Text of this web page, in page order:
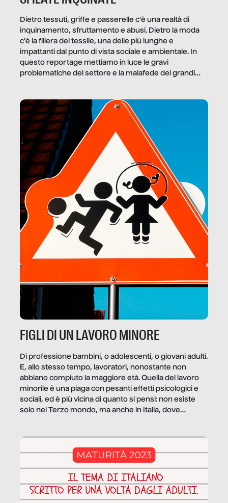
Dietro tessuti, griffe e passerelle c’è una realtà di
inquinamento, sfruttamento e abusi. Dietro la moda
c’è la filiera del tessile, una delle più lunghe e
impattanti dal punto di vista sociale e ambientale. In
questo reportage mettiamo in luce le gravi
problematiche del settore e la malafede dei grandi
FIGLI DI UN LAVORO MINORE
Di professione bambini, o adolescenti, o giovani adulti.
E, allo stesso tempo, lavoratori, nonostante non
abbiano compiuto la maggiore età. Quella del lavoro
minorile è una piaga con pesanti effetti psicologici e
sociali, ed è più vicina di quanto si pensi: non esiste
solo nel Terzo mondo, ma anche in Italia, dove